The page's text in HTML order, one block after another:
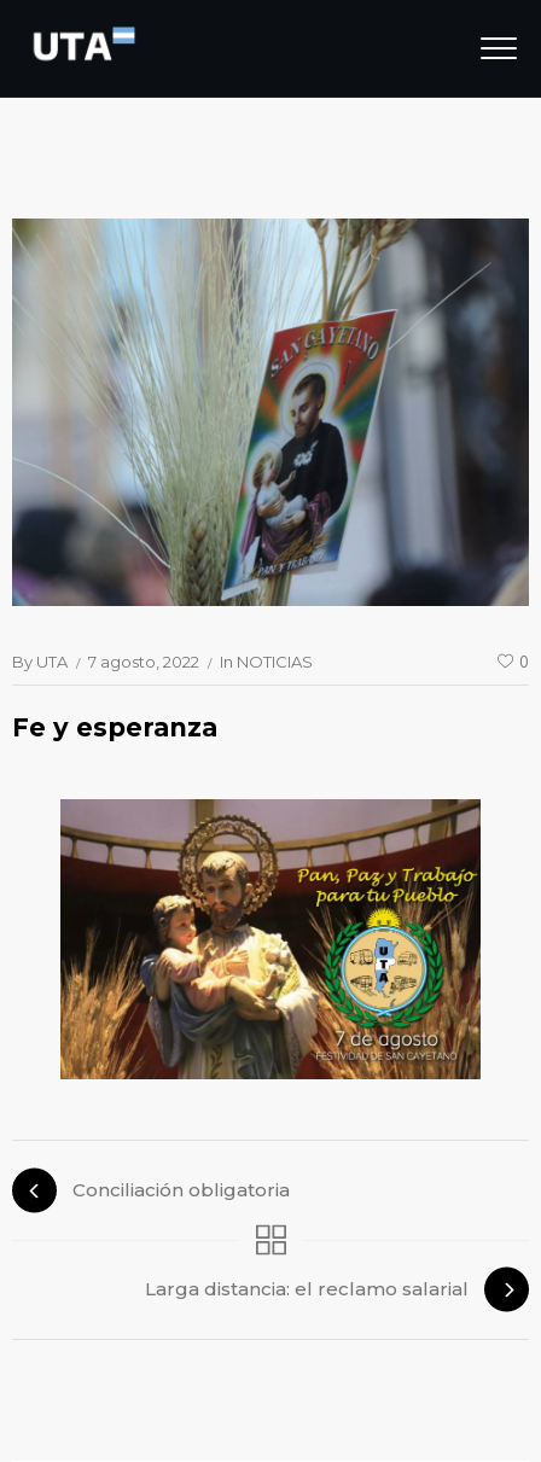
By UTA 7 agosto, 2022 In NOTICIAS 0
Fe y esperanza
Conciliación obligatoria
Larga distancia: el reclamo salarial